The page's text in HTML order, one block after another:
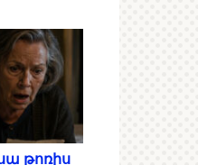
թոռիս